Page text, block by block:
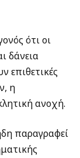
ότι οι
δάνεια
επιθετικές
η
ανοχή.
παραγραφεί